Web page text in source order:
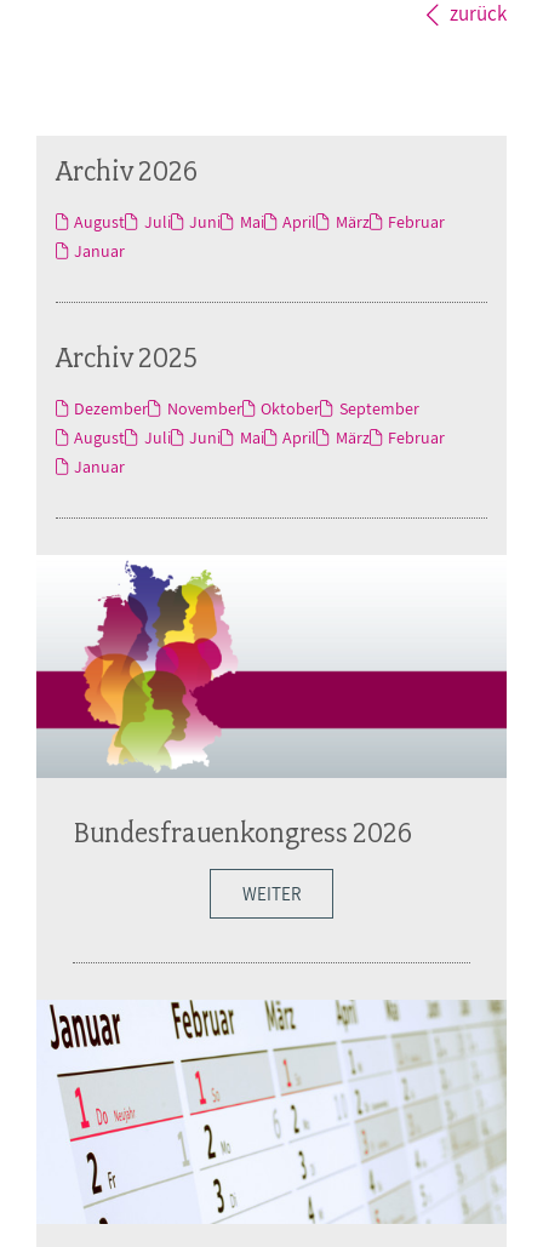
zurück
Archiv 2026
August Juli Juni Mai April März
Februar
Januar
Archiv 2025
Dezember November Oktober
September
August
Juli Juni Mai April März
Februar
Januar
Bundesfrauenkongress 2026
WEITER